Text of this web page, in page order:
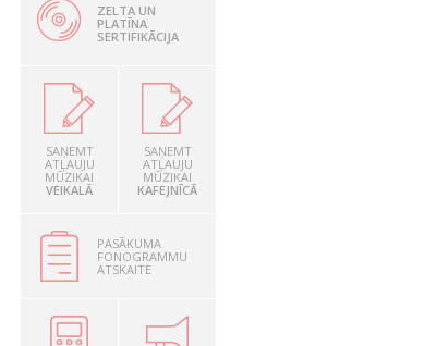
ZELTA UN
PLATĪNA
SERTIFIKĀCIJA
SAŅEMT
ATĻAUJU
MŪZIKAI
VEIKALĀ
SAŅEMT
ATĻAUJU
MŪZIKAI
KAFEJNĪCĀ
PASĀKUMA
FONOGRAMMU
ATSKAITE